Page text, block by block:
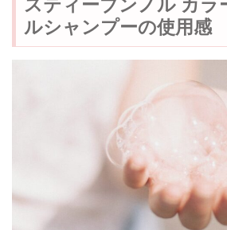
スティーブンノル カラ
ルシャンプーの使用感